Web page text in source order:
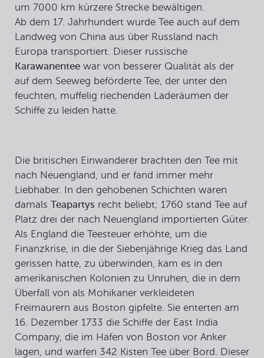
um 7000 km kürzere Strecke bewältigen.
Ab dem 17. Jahrhundert wurde Tee auch auf dem
Landweg von China aus über Russland nach
Europa transportiert. Dieser russische
Karawanentee war von besserer Qualität als der
auf dem Seeweg beförderte Tee, der unter den
feuchten, muffelig riechenden Laderäumen der
Schiffe zu leiden hatte.
Die britischen Einwanderer brachten den Tee mit
nach Neuengland, und er fand immer mehr
Liebhaber. In den gehobenen Schichten waren
damals Teapartys recht beliebt; 1760 stand Tee auf
Platz drei der nach Neuengland importierten Güter.
Als England die Teesteuer erhöhte, um die
Finanzkrise, in die der Siebenjährige Krieg das Land
gerissen hatte, zu überwinden, kam es in den
amerikanischen Kolonien zu Unruhen, die in dem
Überfall von als Mohikaner verkleideten
Freimaurern aus Boston gipfelte. Sie enterten am
16. Dezember 1733 die Schiffe der East India
Company, die im Hafen von Boston vor Anker
lagen, und warfen 342 Kisten Tee über Bord. Dieser